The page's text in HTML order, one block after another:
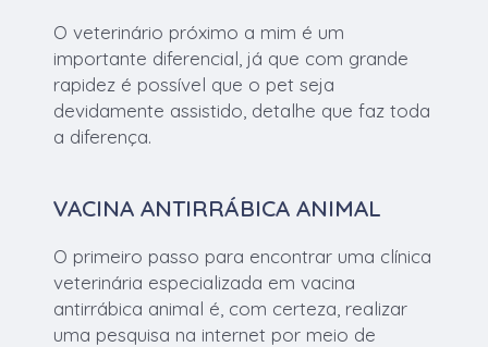
O veterinário próximo a mim é um
importante diferencial, já que com grande
rapidez é possível que o pet seja
devidamente assistido, detalhe que faz toda
a diferença.
VACINA ANTIRRÁBICA ANIMAL
O primeiro passo para encontrar uma clínica
veterinária especializada em vacina
antirrábica animal é, com certeza, realizar
uma pesquisa na internet por meio de